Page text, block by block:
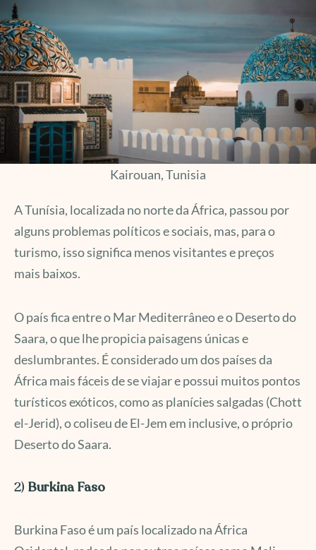
Kairouan, Tunisia
A Tunísia, localizada no norte da África, passou por
alguns problemas políticos e sociais, mas, para o
turismo, isso significa menos visitantes e preços
mais baixos.
O país fica entre o Mar Mediterrâneo e o Deserto do
Saara, o que lhe propicia paisagens únicas e
deslumbrantes. É considerado um dos países da
África mais fáceis de se viajar e possui muitos pontos
turísticos exóticos, como as planícies salgadas (Chott
el-Jerid), o coliseu de El-Jem em inclusive, o próprio
Deserto do Saara.
2) Burkina Faso
Burkina Faso é um país localizado na África